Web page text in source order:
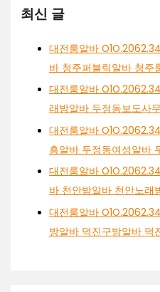
최신 글
대전룸알바
바 청주퍼블릭알바 청주
대전룸알바
래방알바 두정동보도사
대전룸알바
흥알바 두정동여성알바
대전룸알바
바 천안밤알바 천안노래
대전룸알바
방알바 덕진구밤알바 덕